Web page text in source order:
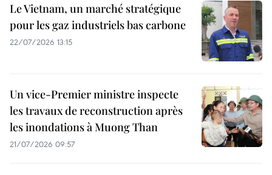
Le Vietnam, un marché stratégique
pour les gaz industriels bas carbone
22/07/2026 13:15
Un vice-Premier ministre inspecte
les travaux de reconstruction après
les inondations à Muong Than
21/07/2026 09:57